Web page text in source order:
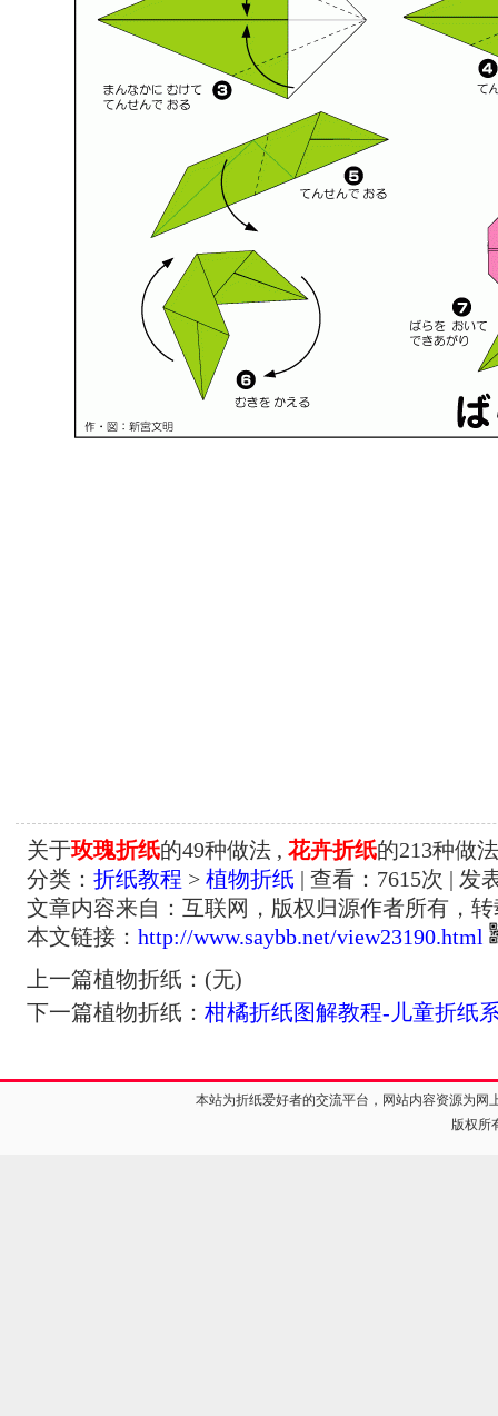
关于玫瑰折纸的49种做法 , 花卉折纸的213种做法
分类： 折纸教程 > 植物折纸 | 查看： 7615次 | 发
文章内容来自：互联网，版权归源作者所有，
本文链接： http://www.saybb.net/view23190.html
上一篇植物折纸：(无)
下一篇植物折纸： 柑橘折纸图解教程-儿童折纸
本站为折纸爱好者的交流平台，网站内容资源为
版权所